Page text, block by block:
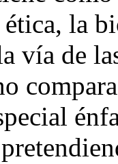
la
vía de